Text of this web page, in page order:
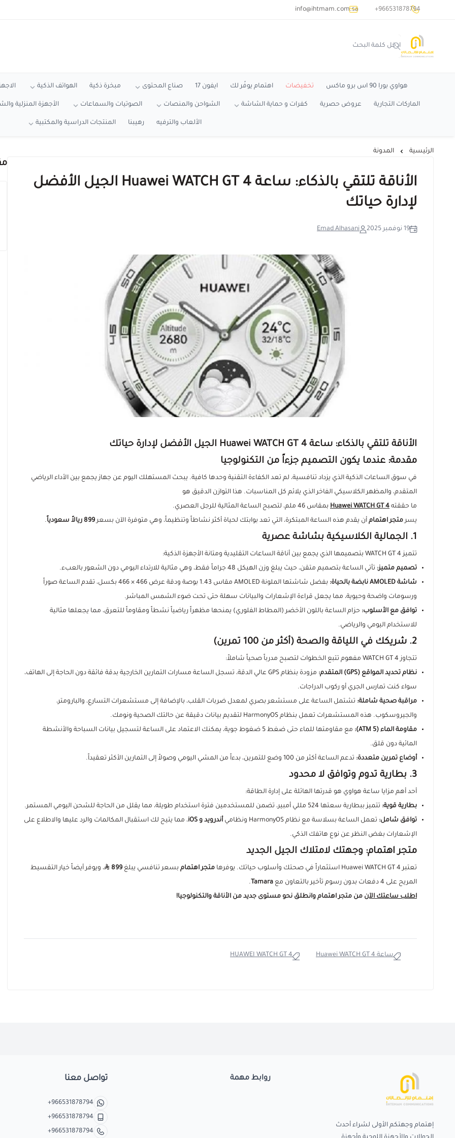
common.titles.skip_to_main_content
+966531878794
info@ihtmam.com.sa
اهتمام
هواوي بورا 90 اس برو ماكس تخفيضات اهتمام يوفّر لك ايفون 17 صناع المحتوى مبخرة ذكية الهواتف الذكية
الماركات التجارية عروض حصرية كفرات و حماية الشاشة الشواحن والمنصات الصوتيات والسماعات الأجهزة المنزلية
الألعاب والترفيه رهيبنا المنتجات الدراسية والمكتبية
الرئيسية المدونة
الأناقة تلتقي بالذكاء: ساعة Huawei WATCH GT 4 الجيل الأفضل
لإدارة حياتك
19 نوفمبر 2025 Emad Alhasani
الأناقة تلتقي بالذكاء: ساعة Huawei WATCH GT 4 الجيل الأفضل لإدارة حياتك
مقدمة: عندما يكون التصميم جزءاً من التكنولوجيا
في سوق الساعات الذكية الذي يزداد تنافسية، لم تعد الكفاءة التقنية وحدها كافية. يبحث المستهلك اليوم عن جهاز يجمع بين الأداء الرياضي
المتقدم، والمظهر الكلاسيكي الفاخر الذي يلائم كل المناسبات. هذا التوازن الدقيق هو
ما حققته Huawei WATCH GT 4 بمقاس 46 ملم، لتصبح الساعة المثالية للرجل العصري.
يسرمتجر اهتمام أن يقدم هذه الساعة المبتكرة، التي تعد بوابتك لحياة أكثر نشاطاً وتنظيماً، وهي متوفرة الآن بسعر899 ريالاً سعودياً .
1. الجمالية الكلاسيكية بشاشة عصرية
تتميز WATCH GT 4 بتصميمها الذي يجمع بين أناقة الساعات التقليدية ومتانة الأجهزة الذكية:
تصميم متميز: تأتي الساعة بتصميم متقن، حيث يبلغ وزن الهيكل 48 جراماً فقط، وهي مثالية للارتداء اليومي دون الشعور بالعبء.
شاشة AMOLED نابضة بالحياة:
بفضل شاشتها الملونة AMOLED مقاس 1.43 بوصة ودقة عرض 466 × 466 بكسل، تقدم الساعة صوراً
ورسومات واضحة وحيوية، مما يجعل قراءة الإشعارات والبيانات سهلة حتى تحت ضوء الشمس المباشر.
توافق مع الأسلوب: حزام الساعة باللون الأخضر (المطاط الفلوري) يمنحها مظهراً رياضياً نشطاً ومقاوماً للتعرق، مما يجعلها مثالية
للاستخدام اليومي والرياضي.
2. شريكك في اللياقة والصحة (أكثر من 100 تمرين)
تتجاوز WATCH GT 4 مفهوم تتبع الخطوات لتصبح مدرباً صحياً شاملاً:
نظام تحديد المواقع (GPS) المتقدم:
مزودة بنظام GPS عالي الدقة، تسجل الساعة مسارات التمارين الخارجية بدقة فائقة دون الحاجة إلى الهاتف،
سواء كنت تمارس الجري أو ركوب الدراجات.
مراقبة صحية شاملة: تشتمل الساعة على مستشعر بصري لمعدل ضربات القلب، بالإضافة إلى مستشعرات التسارع، والبارومتر،
والجيروسكوب. هذه المستشعرات تعمل بنظام HarmonyOS لتقديم بيانات دقيقة عن حالتك الصحية ونومك.
مقاومة الماء (5 ATM):
مع مقاومتها للماء حتى ضغط 5 ضغوط جوية، يمكنك الاعتماد على الساعة لتسجيل بيانات السباحة والأنشطة
المائية دون قلق.
أوضاع تمرين متعددة: تدعم الساعة أكثر من 100 وضع للتمرين، بدءاً من المشي اليومي وصولاً إلى التمارين الأكثر تعقيداً.
3. بطارية تدوم وتوافق لا محدود
أحد أهم مزايا ساعة هواوي هو قدرتها الهائلة على إدارة الطاقة:
بطارية قوية: تتميز ببطارية سعتها 524 مللي أمبير، تضمن للمستخدمين فترة استخدام طويلة، مما يقلل من الحاجة للشحن اليومي المستمر.
توافق شامل: تعمل الساعة بسلاسة مع نظام HarmonyOS ونظامي أندرويد و iOS
، مما يتيح لك استقبال المكالمات والرد عليها والاطلاع على
الإشعارات بغض النظر عن نوع هاتفك الذكي.
متجر اهتمام: وجهتك لامتلاك الجيل الجديد
تعتبر Huawei WATCH GT 4 استثماراً في صحتك وأسلوب حياتك. يوفرها متجر اهتمام بسعر تنافسي يبلغ 899
، ويوفر أيضاً خيار التقسيط
المريح على 4 دفعات بدون رسوم تأخير بالتعاون مع
Tamara
.
اطلب ساعتك الآن من متجر اهتمام وانطلق نحو مستوى جديد من الأناقة والتكنولوجيا!
ساعة Huawei WATCH GT 4 HUAWEI WATCH GT 4
إهتمام وجهتكم الأولى لشراء أحدث
روابط مهمة تواصل معنا
+966531878794
+966531878794
+966531878794